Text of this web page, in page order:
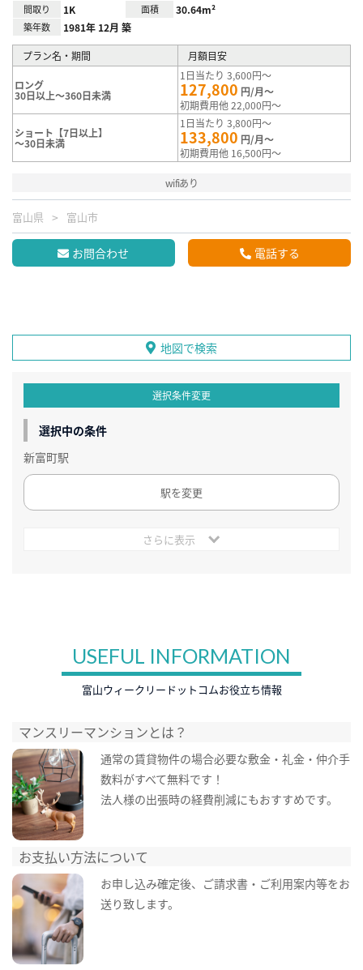
間取り 1K 面積 30.64m²
築年数 1981年 12月 築
プラン名・期間 月額目安
ロング
30日以上～360日未満
1日当たり 3,600円～
127,800 円/月～
初期費用他 22,000円～
ショート【7日以上】
～30日未満
1日当たり 3,800円～
133,800 円/月～
初期費用他 16,500円～
wifiあり
富山県 富山市
お問合わせ 電話する
地図で検索
選択条件変更
選択中の条件
新富町駅
駅を変更
さらに表示
USEFUL INFORMATION
富山ウィークリードットコムお役立ち情報
マンスリーマンションとは？
通常の賃貸物件の場合必要な敷金・礼金・仲介手
数料がすべて無料です！
法人様の出張時の経費削減にもおすすめです。
お支払い方法について
お申し込み確定後、ご請求書・ご利用案内等をお
送り致します。